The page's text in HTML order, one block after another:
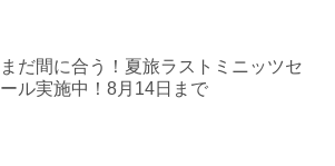
まだ間に合う！夏旅ラストミニッツセ
ール実施中！8月14日まで